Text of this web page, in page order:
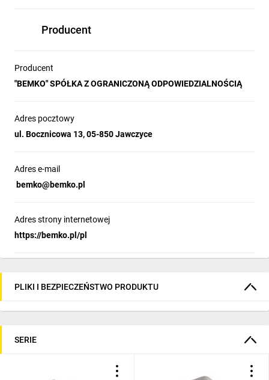
Producent
Producent
"BEMKO" SPÓŁKA Z OGRANICZONĄ ODPOWIEDZIALNOŚCIĄ
Adres pocztowy
ul. Bocznicowa 13, 05-850 Jawczyce
Adres e-mail
bemko@bemko.pl
Adres strony internetowej
https://bemko.pl/pl
PLIKI I BEZPIECZEŃSTWO PRODUKTU
SERIE